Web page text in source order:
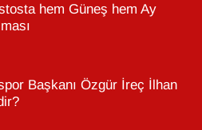
hem Güneş hem Ay
Başkanı Özgür İreç İlhan